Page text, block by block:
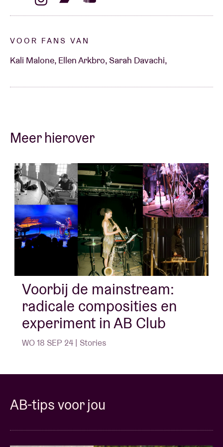
VOOR FANS VAN
Kali Malone, Ellen Arkbro, Sarah Davachi,
Meer hierover
Voorbij de mainstream:
radicale composities en
experiment in AB Club
WO 18 SEP 24 | Stories
AB-tips voor jou